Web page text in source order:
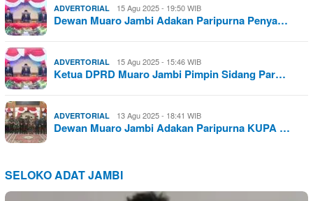
ADVERTORIAL 15 Agu 2025 - 19:50 WIB
Dewan Muaro Jambi Adakan Paripurna Penya…
ADVERTORIAL 15 Agu 2025 - 15:46 WIB
Ketua DPRD Muaro Jambi Pimpin Sidang Par…
ADVERTORIAL 13 Agu 2025 - 18:41 WIB
Dewan Muaro Jambi Adakan Paripurna KUPA …
SELOKO ADAT JAMBI